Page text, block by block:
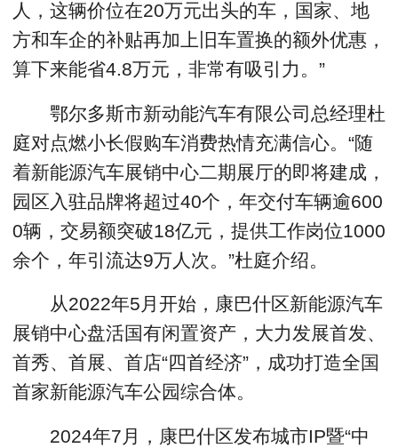
人，这辆价位在20万元出头的车，国家、地
方和车企的补贴再加上旧车置换的额外优惠，
算下来能省4.8万元，非常有吸引力。”
鄂尔多斯市新动能汽车有限公司总经理杜
庭对点燃小长假购车消费热情充满信心。“随
着新能源汽车展销中心二期展厅的即将建成，
园区入驻品牌将超过40个，年交付车辆逾600
0辆，交易额突破18亿元，提供工作岗位1000
余个，年引流达9万人次。”杜庭介绍。
从2022年5月开始，康巴什区新能源汽车
展销中心盘活国有闲置资产，大力发展首发、
首秀、首展、首店“四首经济”，成功打造全国
首家新能源汽车公园综合体。
2024年7月，康巴什区发布城市IP暨“中